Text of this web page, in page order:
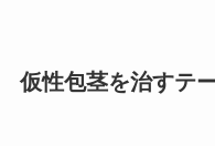
仮性包茎を治すテ